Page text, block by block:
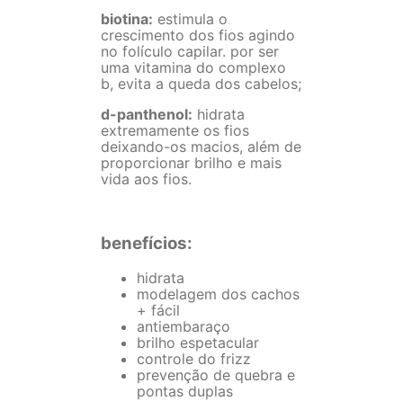
biotina: estimula o
crescimento dos fios agindo
no folículo capilar. por ser
uma vitamina do complexo
b, evita a queda dos cabelos;
d-panthenol: hidrata
extremamente os fios
deixando-os macios, além de
proporcionar brilho e mais
vida aos fios.
benefícios:
hidrata
modelagem dos cachos
+ fácil
antiembaraço
brilho espetacular
controle do frizz
prevenção de quebra e
pontas duplas